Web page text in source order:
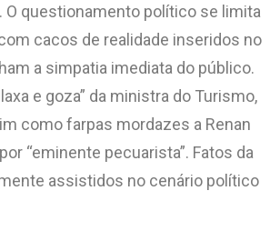
O questionamento político se limita
cacos de realidade inseridos no
a simpatia imediata do público.
e goza” da ministra do Turismo,
como farpas mordazes a Renan
“eminente pecuarista”. Fatos da
assistidos no cenário político